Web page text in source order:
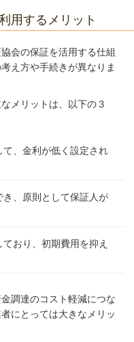
用するメリット
会の保証を活用する仕組
え方や手続きが異なりま
メリットは、以下の３
、金利が低く設定され
、原則として保証人が
おり、初期費用を抑え
調達のコスト軽減につな
にとっては大きなメリッ